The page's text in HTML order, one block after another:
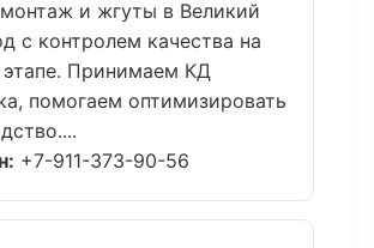
и жгуты в Великий
с контролем качества на
Принимаем КД
помогаем оптимизировать
+7-911-373-90-56